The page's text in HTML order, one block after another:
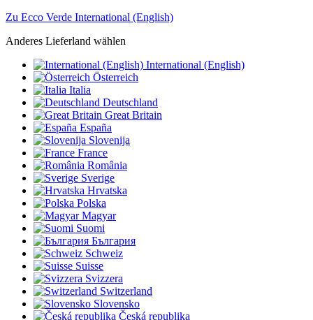
Zu Ecco Verde International (English)
Anderes Lieferland wählen
International (English)
Österreich
Italia
Deutschland
Great Britain
España
Slovenija
France
România
Sverige
Hrvatska
Polska
Magyar
Suomi
България
Schweiz
Suisse
Svizzera
Switzerland
Slovensko
Česká republika